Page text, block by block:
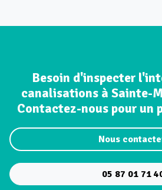
Besoin d'inspecter
canalisations à Sainte-
Contactez-nous pour un
Nous
05 87 01 71